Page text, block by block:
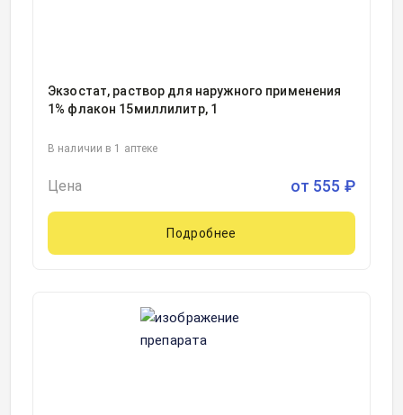
Экзостат, раствор для наружного применения
1% флакон 15миллилитр, 1
В наличии в 1 аптеке
Цена от 555 ₽
Подробнее